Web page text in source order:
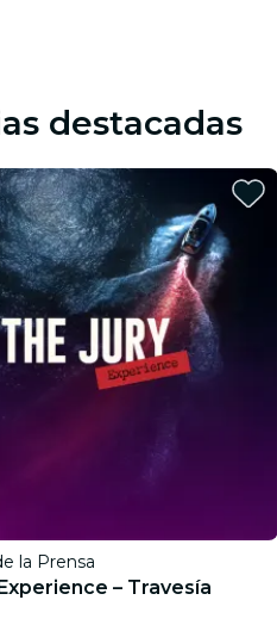
destacadas
la Prensa
– Travesía